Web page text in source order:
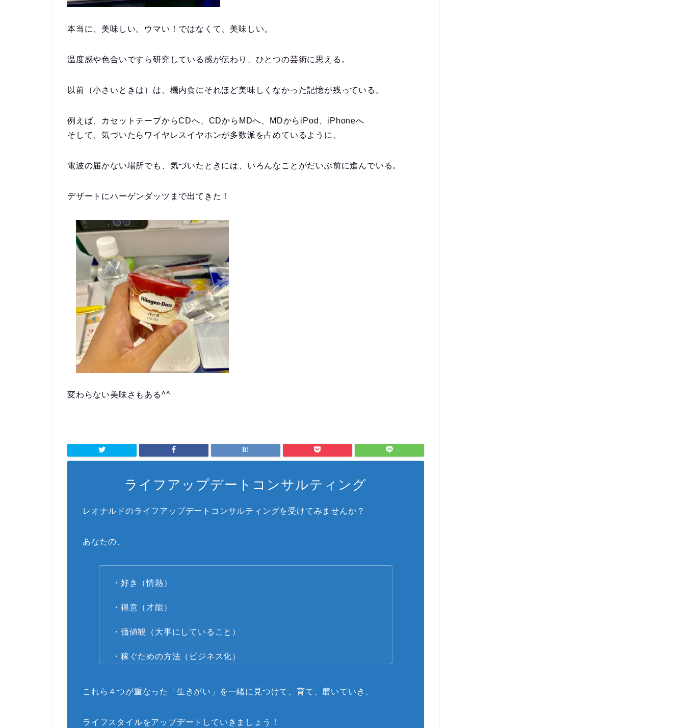
本当に、美味しい。ウマい！ではなくて、美味しい。
温度感や色合いですら研究している感が伝わり、ひとつの芸術に思える。
以前（小さいときは）は、機内食にそれほど美味しくなかった記憶が残っている。
例えば、カセットテープからCDへ、CDからMDへ、MDからiPod、iPhoneへ
そして、気づいたらワイヤレスイヤホンが多数派を占めているように、
電波の届かない場所でも、気づいたときには、いろんなことがだいぶ前に進んでいる。
デザートにハーゲンダッツまで出てきた！
変わらない美味さもある^^
ライフアップデートコンサルティング
レオナルドのライフアップデートコンサルティングを受けてみませんか？
あなたの、
・好き（情熱）
・得意（才能）
・価値観（大事にしていること）
・稼ぐための方法（ビジネス化）
これら４つが重なった「生きがい」を一緒に見つけて、育て、磨いていき、
ライフスタイルをアップデートしていきましょう！